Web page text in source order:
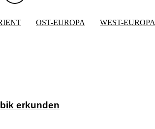
OST-EUROPA WEST-EUROPA
erkunden